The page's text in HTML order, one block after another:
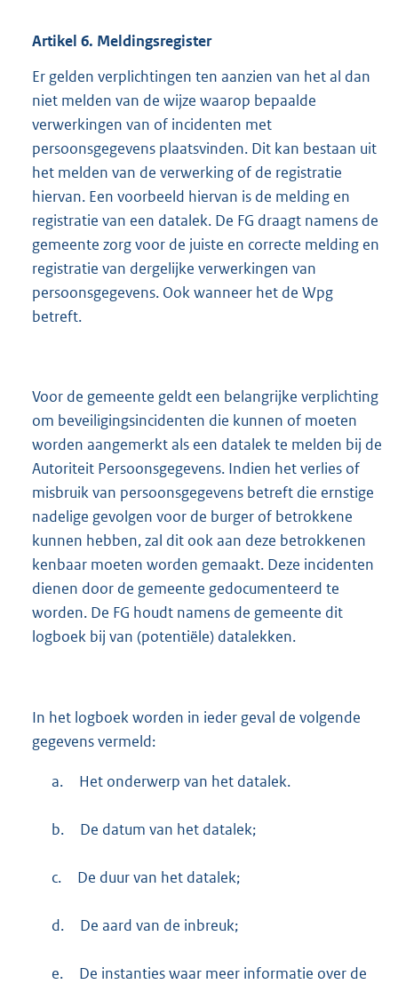
Artikel 6. Meldingsregister
Er gelden verplichtingen ten aanzien van het al dan
niet melden van de wijze waarop bepaalde
verwerkingen van of incidenten met
persoonsgegevens plaatsvinden. Dit kan bestaan uit
het melden van de verwerking of de registratie
hiervan. Een voorbeeld hiervan is de melding en
registratie van een datalek. De FG draagt namens de
gemeente zorg voor de juiste en correcte melding en
registratie van dergelijke verwerkingen van
persoonsgegevens. Ook wanneer het de Wpg
betreft.
Voor de gemeente geldt een belangrijke verplichting
om beveiligingsincidenten die kunnen of moeten
worden aangemerkt als een datalek te melden bij de
Autoriteit Persoonsgegevens. Indien het verlies of
misbruik van persoonsgegevens betreft die ernstige
nadelige gevolgen voor de burger of betrokkene
kunnen hebben, zal dit ook aan deze betrokkenen
kenbaar moeten worden gemaakt. Deze incidenten
dienen door de gemeente gedocumenteerd te
worden. De FG houdt namens de gemeente dit
logboek bij van (potentiële) datalekken.
In het logboek worden in ieder geval de volgende
gegevens vermeld:
a. Het onderwerp van het datalek.
b. De datum van het datalek;
c. De duur van het datalek;
d. De aard van de inbreuk;
e.
De instanties waar meer informatie over de